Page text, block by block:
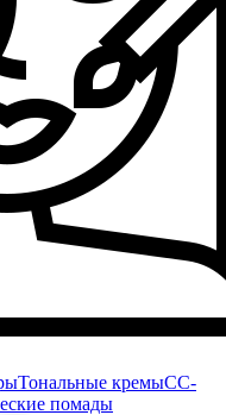
Тональные кремыCC-
помады